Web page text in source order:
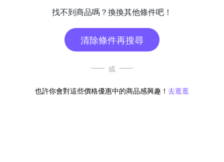
找不到商品嗎？換換其他條件吧！
清除條件再搜尋
或
也許你會對這些價格優惠中的商品感興趣！ 去逛逛